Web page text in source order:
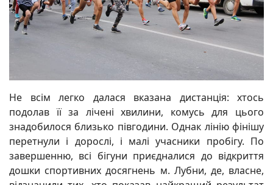
Не всім легко далася вказана дистанція: хтось
подолав її за лічені хвилини, комусь для цього
знадобилося близько півгодини. Однак лінію фінішу
перетнули і дорослі, і малі учасники пробігу. По
завершенню, всі бігуни приєдналися до відкриття
дошки спортивних досягнень м. Лубни, де, власне,